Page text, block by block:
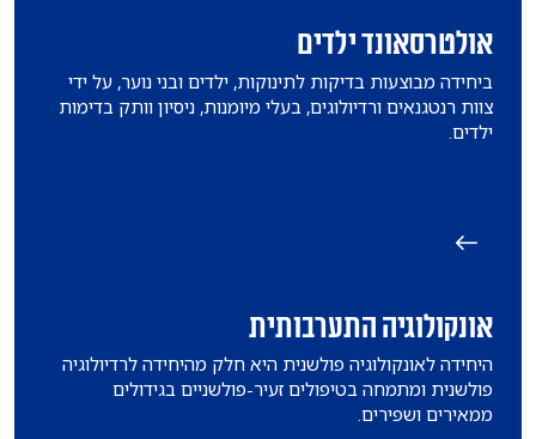
אולטרסאונד ילדים
ביחידה מבוצעות בדיקות לתינוקות, ילדים ובני נוער, על ידי
צוות רנטגנאים ורדיולוגים, בעלי מיומנות, ניסיון וותק בדימות
ילדים.
אונקולוגיה התערבותית
היחידה לאונקולוגיה פולשנית היא חלק מהיחידה לרדיולוגיה
פולשנית ומתמחה בטיפולים זעיר-פולשניים בגידולים
ממאירים ושפירים.